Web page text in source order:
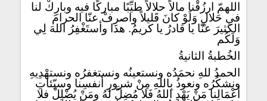
اللهمّ ارزُقْنا مالاً حلالاً طيِّبًا مباركًا فيه وبارِكْ لنا
في حَلالٍ وَلَوْ كانَ قَليلاً واصرِفْ عنّا الحرامَ
الكثيرَ عنّا يا قادرُ يا كريمُ. هذا وأستَغْفِرُ اللهَ لِي
وَلَكُم
الخُطبةُ الثانيةُ
الحمدُ للهِ نحمَدُه ونستعينُه ونستغفرُه ونستهْدِيهِ
ونشكُرُه ونعوذُ بِاللهِ مِنْ شرورِ أنفسِنا وسيّئاتِ
أعْمَالِنا مَنْ يَهْدِ اللهُ فَلا مُضِلَّ لهُ ومَنْ يُضْلِلْ فلا